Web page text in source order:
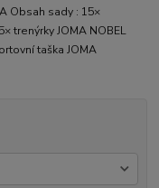
Obsah sady : 15×
trenýrky JOMA NOBEL
taška JOMA